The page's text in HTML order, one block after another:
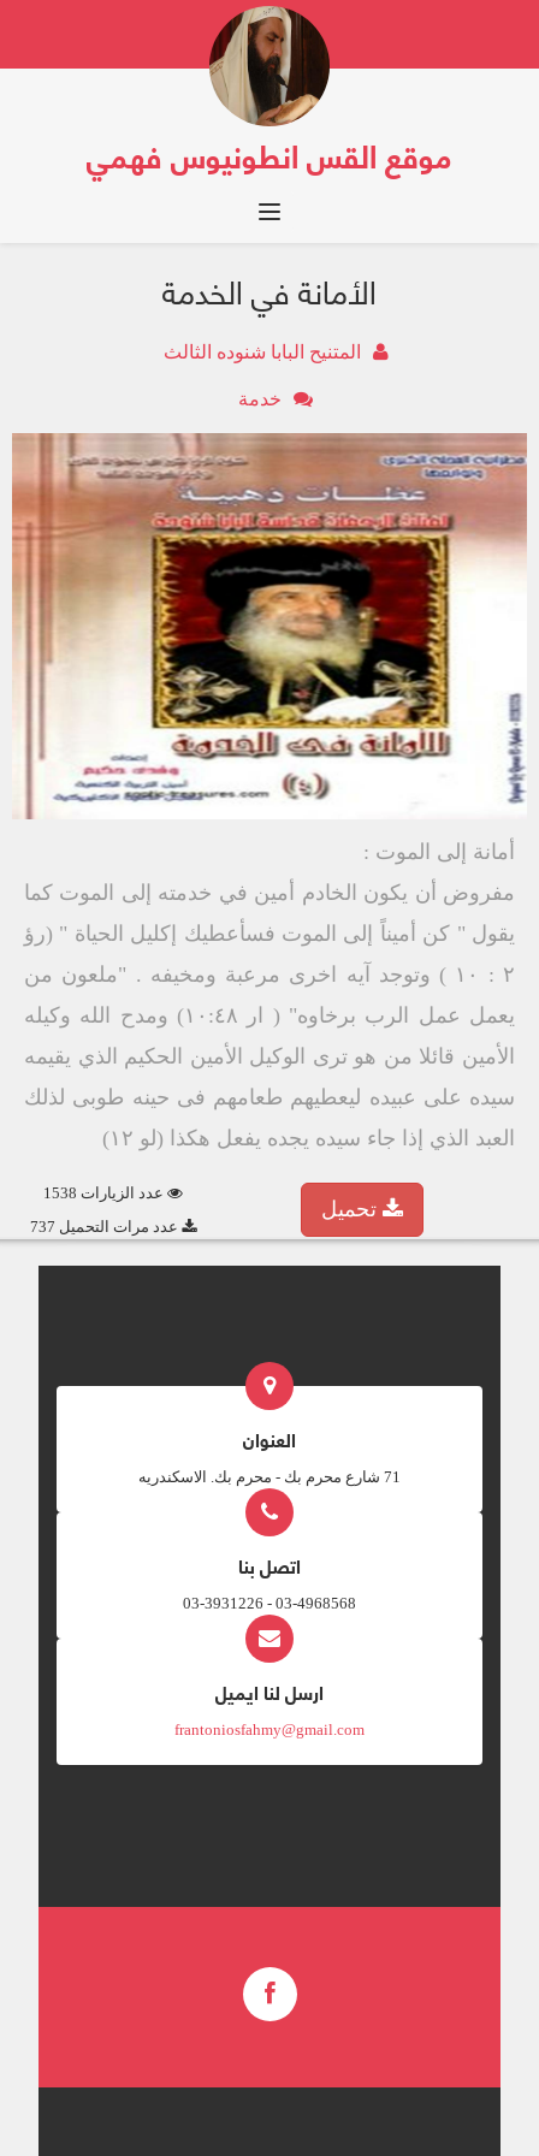
موقع القس انطونيوس فهمي
Toggle navigation
الأمانة في الخدمة
المتنيح البابا شنوده الثالث
خدمة
أمانة إلى الموت :
مفروض أن يكون الخادم أمين في خدمته إلى الموت كما
يقول " كن أميناً إلى الموت فسأعطيك إكليل الحياة " (رؤ
٢ : ١٠ ) وتوجد آيه اخرى مرعبة ومخيفه . "ملعون من
يعمل عمل الرب برخاوه" ( ار ١٠:٤٨) ومدح الله وكيله
الأمين قائلا من هو ترى الوكيل الأمين الحكيم الذي يقيمه
سيده على عبيده ليعطيهم طعامهم فى حينه طوبى لذلك
العبد الذي إذا جاء سيده يجده يفعل هكذا (لو ١٢)
عدد الزيارات 1538
عدد مرات التحميل 737
تحميل
العنوان
‎71 شارع محرم بك - محرم بك. الاسكندريه
اتصل بنا
03-4968568 - 03-3931226
ارسل لنا ايميل
frantoniosfahmy@gmail.com